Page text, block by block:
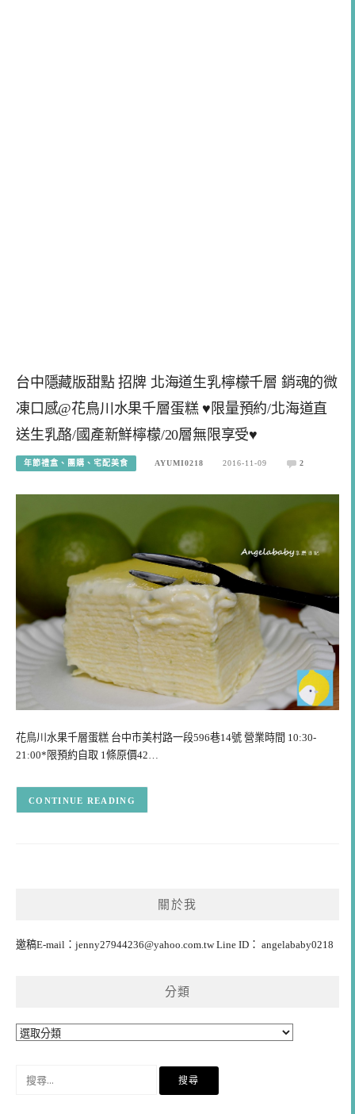
台中隱藏版甜點 招牌 北海道生乳檸檬千層 銷魂的微
凍口感@花鳥川水果千層蛋糕 ♥限量預約/北海道直
送生乳酪/國產新鮮檸檬/20層無限享受♥
年節禮盒、團購、宅配美食 AYUMI0218 2016-11-09 2
花鳥川水果千層蛋糕 台中市美村路一段596巷14號 營業時間 10:30-
21:00*限預約自取 1條原價42…
CONTINUE READING
關於我
邀稿E-mail： jenny27944236@yahoo.com.twLine ID： angelababy0218
分類
分